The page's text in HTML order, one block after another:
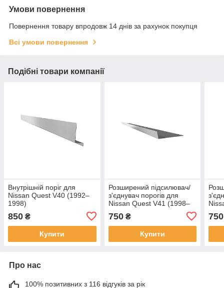
Умови повернення
Повернення товару впродовж 14 днів за рахунок покупця
Всі умови повернення
Подібні товари компанії
Внутрішній поріг для
Nissan Quest V40 (1992–
1998)
850 ₴
Купити
Розширений підсилювач/
з'єднувач порогів для
Nissan Quest V41 (1998–
750₴
Купити
750
Про нас
100% позитивних з 116 відгуків за рік